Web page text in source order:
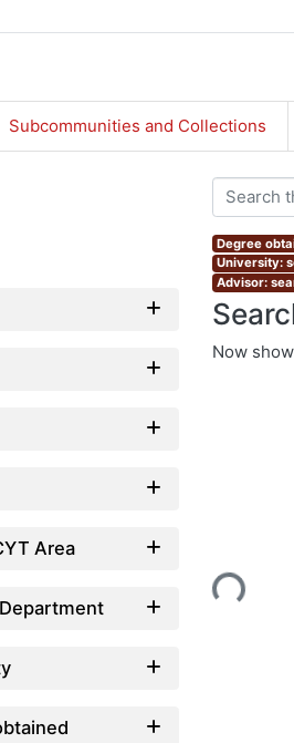
Subcommunities and Collections
Area
Degree
University:
Advisor:
Now
Loading...